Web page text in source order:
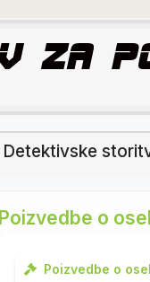
Detektivske
Poizvedbe o
Poizvedbe o